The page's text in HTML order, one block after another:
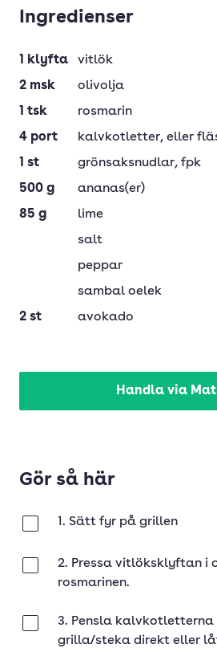
Ingredienser
1
klyfta
vitlök
2 msk
olivolja
1 tsk
rosmarin
4 port kalvkotletter, eller
1 st grönsaksnudlar, fpk
500 g
ananas(er)
85 g
lime
salt
peppar
sambal oelek
2 st avokado
Handla via
Gör så här
1. Sätt fyr på grillen
2. Pressa vitlöksklyftan i
rosmarinen.
3. Pensla kalvkotletterna
grilla/steka direkt eller